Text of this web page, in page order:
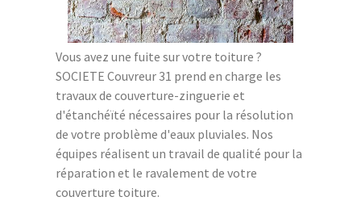
Vous avez une fuite sur votre toiture ?
SOCIETE Couvreur 31 prend en charge les
travaux de couverture-zinguerie et
d'étanchéïté nécessaires pour la résolution
de votre problème d'eaux pluviales. Nos
équipes réalisent un travail de qualité pour la
réparation et le ravalement de votre
couverture toiture.